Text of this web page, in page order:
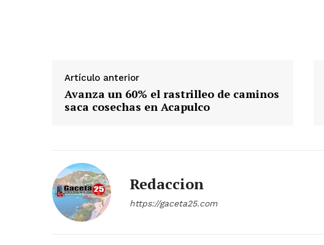
Artículo anterior
Avanza un 60% el rastrilleo de caminos
saca cosechas en Acapulco
Redaccion
https://gaceta25.com